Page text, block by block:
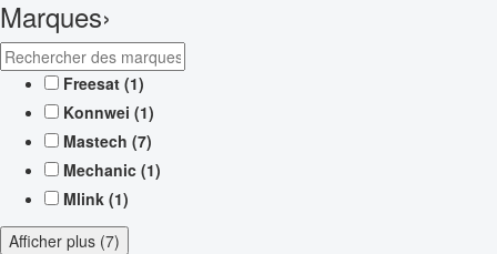
Marques›
Freesat (1)
Konnwei (1)
Mastech (7)
Mechanic (1)
Mlink (1)
Afficher plus (7)